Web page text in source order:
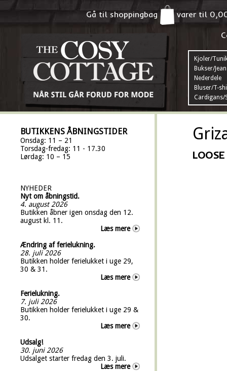
Gå til shoppingbag varer til
Kjoler/
Bukser/
Nederdele
Bluser/T-
Cardigans/
BUTIKKENS ÅBNINGSTIDER
Onsdag: 11 – 21
Torsdag-fredag: 11 - 17.30
Lørdag: 10 – 15
NYHEDER
Nyt om åbningstid.
4. august 2026
Butikken åbner igen onsdag den 12.
august kl. 11.
Læs mere
Ændring af ferielukning.
28. juli 2026
Butikken holder ferielukket i uge 29,
30 & 31.
Læs mere
Ferielukning.
7. juli 2026
Butikken holder ferielukket i uge 29 &
30.
Læs mere
Udsalg!
30. juni 2026
Udsalget starter fredag den 3. juli.
Læs mere